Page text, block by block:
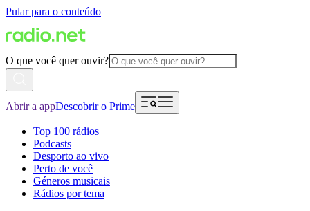
Pular para o conteúdo
O que você quer ouvir?
Abrir a appDescobrir o Prime
Top 100 rádios
Podcasts
Desporto ao vivo
Perto de você
Géneros musicais
Rádios por tema